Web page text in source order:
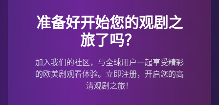
准备好开始您的观剧之
旅了吗？
加入我们的社区，与全球用户一起享受精彩
的欧美剧观看体验。立即注册，开启您的高
清观剧之旅！